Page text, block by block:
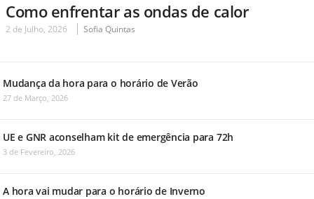
Como enfrentar as ondas de calor
2 de Julho, 2026 Sofia Quintas
Mudança da hora para o horário de Verão
27 de Março, 2026
UE e GNR aconselham kit de emergência para 72h
3 de Fevereiro, 2026
A hora vai mudar para o horário de Inverno